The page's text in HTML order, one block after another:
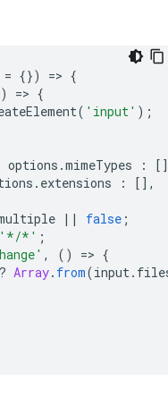
= {}) => {
) => {
( 'input' );
options .mimeTypes :
. extensions :
[],
|| false ;
'*/*' ;
, () => {
? Array. from(input .